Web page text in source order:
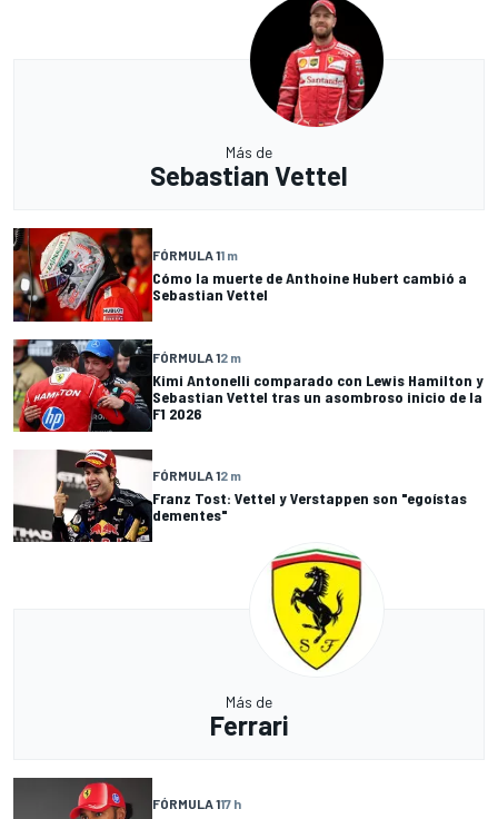
Más de
Sebastian Vettel
FÓRMULA 11 m
Cómo la muerte de Anthoine Hubert cambió a
Sebastian Vettel
FÓRMULA 12 m
Kimi Antonelli comparado con Lewis Hamilton y
Sebastian Vettel tras un asombroso inicio de la
F1 2026
FÓRMULA 12 m
Franz Tost: Vettel y Verstappen son "egoístas
dementes"
Más de
Ferrari
FÓRMULA 117 h